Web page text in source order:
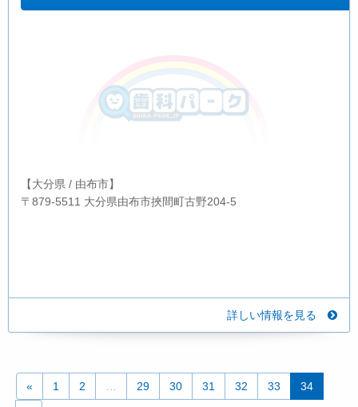
【大分県 / 由布市】
〒879-5511 大分県由布市挾間町古野204-5
詳しい情報を見る
« 1 2 29 30 31 32 33 34